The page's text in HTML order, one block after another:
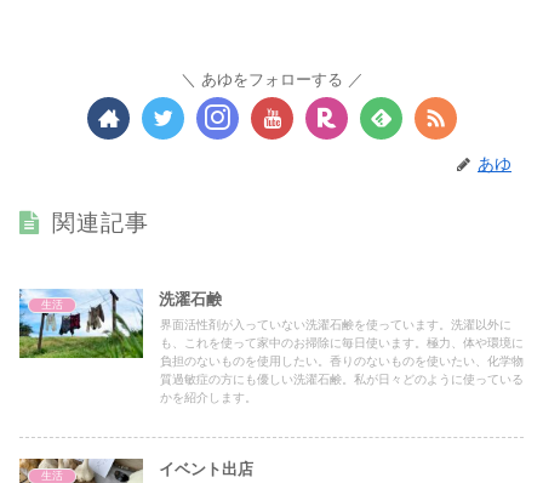
あゆをフォローする
あゆ
関連記事
生活 洗濯石鹸
界面活性剤が入っていない洗濯石鹸を使っています。洗濯以外に
も、これを使って家中のお掃除に毎日使います。極力、体や環境に
負担のないものを使用したい。香りのないものを使いたい、化学物
質過敏症の方にも優しい洗濯石鹸。私が日々どのように使っている
かを紹介します。
生活 イベント出店